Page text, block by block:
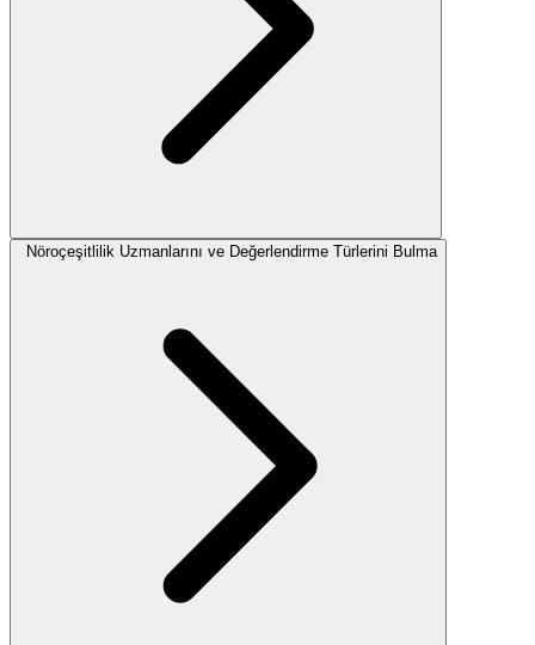
Nöroçeşitlilik Uzmanlarını ve Değerlendirme Türlerini Bulma